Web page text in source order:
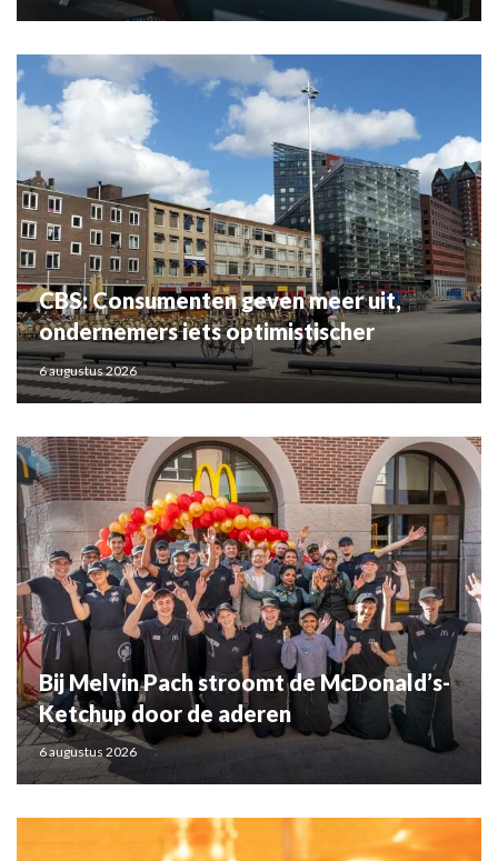
CBS: Consumenten geven meer uit,
ondernemers iets optimistischer
6 augustus 2026
Bij Melvin Pach stroomt de McDonald’s-
Ketchup door de aderen
6 augustus 2026